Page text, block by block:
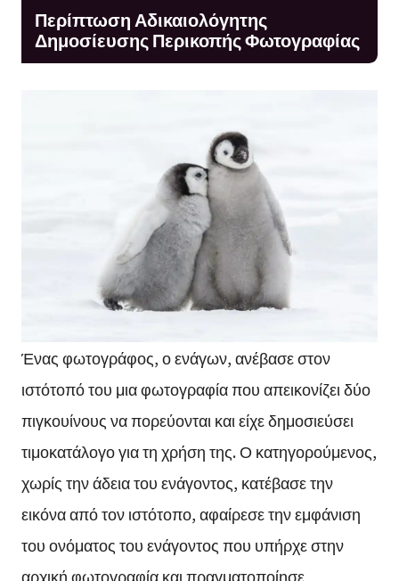
Περίπτωση Αδικαιολόγητης
Δημοσίευσης Περικοπής Φωτογραφίας
Ένας φωτογράφος, ο ενάγων, ανέβασε στον
ιστότοπό του μια φωτογραφία που απεικονίζει δύο
πιγκουίνους να πορεύονται και είχε δημοσιεύσει
τιμοκατάλογο για τη χρήση της. Ο κατηγορούμενος,
χωρίς την άδεια του ενάγοντος, κατέβασε την
εικόνα από τον ιστότοπο, αφαίρεσε την εμφάνιση
του ονόματος του ενάγοντος που υπήρχε στην
αρχική φωτογραφία και πραγματοποίησε